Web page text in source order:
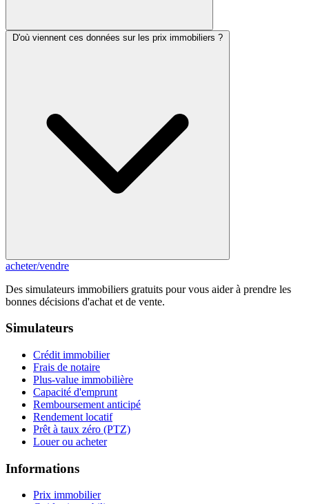
D'où viennent ces données sur les prix immobiliers ?
acheter/vendre
Des simulateurs immobiliers gratuits pour vous aider à prendre les
bonnes décisions d'achat et de vente.
Simulateurs
Crédit immobilier
Frais de notaire
Plus-value immobilière
Capacité d'emprunt
Remboursement anticipé
Rendement locatif
Prêt à taux zéro (PTZ)
Louer ou acheter
Informations
Prix immobilier